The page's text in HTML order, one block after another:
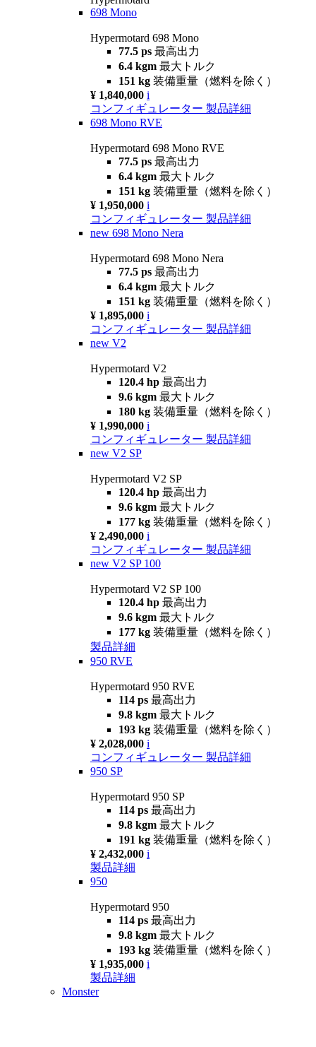
698 Mono
Hypermotard 698 Mono
77.5 ps 最高出力
6.4 kgm 最大トルク
151 kg 装備重量（燃料を除く）
¥ 1,840,000 i
コンフィギュレーター 製品詳細
698 Mono RVE
Hypermotard 698 Mono RVE
77.5 ps 最高出力
6.4 kgm 最大トルク
151 kg 装備重量（燃料を除く）
¥ 1,950,000 i
コンフィギュレーター 製品詳細
new 698 Mono Nera
Hypermotard 698 Mono Nera
77.5 ps 最高出力
6.4 kgm 最大トルク
151 kg 装備重量（燃料を除く）
¥ 1,895,000 i
コンフィギュレーター 製品詳細
new V2
Hypermotard V2
120.4 hp 最高出力
9.6 kgm 最大トルク
180 kg 装備重量（燃料を除く）
¥ 1,990,000 i
コンフィギュレーター 製品詳細
new V2 SP
Hypermotard V2 SP
120.4 hp 最高出力
9.6 kgm 最大トルク
177 kg 装備重量（燃料を除く）
¥ 2,490,000 i
コンフィギュレーター 製品詳細
new V2 SP 100
Hypermotard V2 SP 100
120.4 hp 最高出力
9.6 kgm 最大トルク
177 kg 装備重量（燃料を除く）
製品詳細
950 RVE
Hypermotard 950 RVE
114 ps 最高出力
9.8 kgm 最大トルク
193 kg 装備重量（燃料を除く）
¥ 2,028,000 i
コンフィギュレーター 製品詳細
950 SP
Hypermotard 950 SP
114 ps 最高出力
9.8 kgm 最大トルク
191 kg 装備重量（燃料を除く）
¥ 2,432,000 i
製品詳細
950
Hypermotard 950
114 ps 最高出力
9.8 kgm 最大トルク
193 kg 装備重量（燃料を除く）
¥ 1,935,000 i
製品詳細
Monster